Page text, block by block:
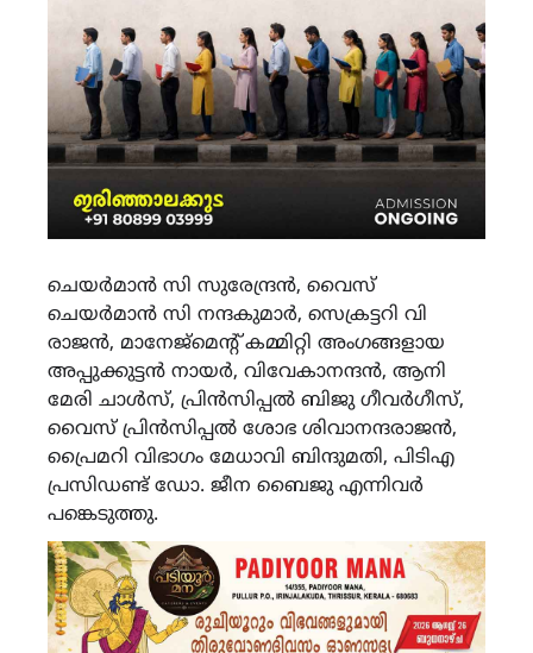
ചെയർമാൻ സി സുരേന്ദ്രൻ, വൈസ്
ചെയർമാൻ സി നന്ദകുമാർ, സെക്രട്ടറി വി
രാജൻ, മാനേജ്മെന്റ് കമ്മിറ്റി അംഗങ്ങളായ
അപ്പുക്കുട്ടൻ നായർ, വിവേകാനന്ദൻ, ആനി
മേരി ചാൾസ്, പ്രിൻസിപ്പൽ ബിജു ഗീവർഗീസ്,
വൈസ് പ്രിൻസിപ്പൽ ശോഭ ശിവാനന്ദരാജൻ,
പ്രൈമറി വിഭാഗം മേധാവി ബിന്ദുമതി, പിടിഎ
പ്രസിഡണ്ട് ഡോ. ജീന ബൈജു എന്നിവർ
പങ്കെടുത്തു.